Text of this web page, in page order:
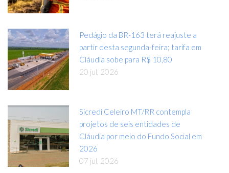
Pedágio da BR-163 terá reajuste a
partir desta segunda-feira; tarifa em
Cláudia sobe para R$ 10,80
20 jul, 2026
Sicredi Celeiro MT/RR contempla
projetos de seis entidades de
Cláudia por meio do Fundo Social em
2026
07 jul, 2026